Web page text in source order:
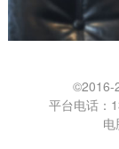
©2016-
平台电话：